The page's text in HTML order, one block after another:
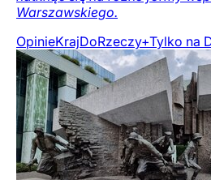
Warszawskiego.
OpinieKrajDoRzeczy+Tylko na